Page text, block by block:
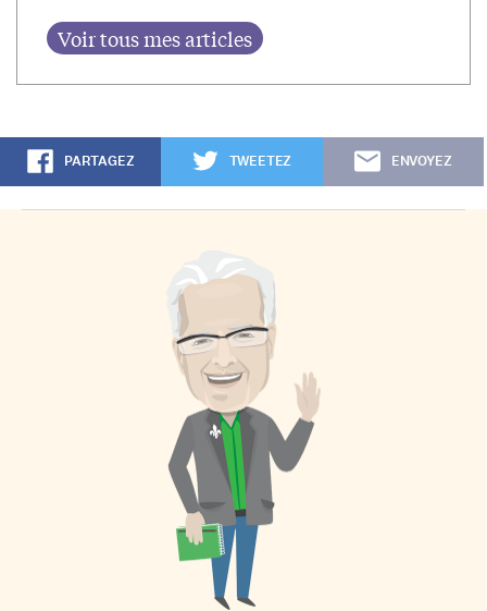
PARTAGEZ TWEETEZ ENVOYEZ